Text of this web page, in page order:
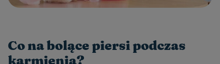
Co na bolące piersi podczas
karmienia?